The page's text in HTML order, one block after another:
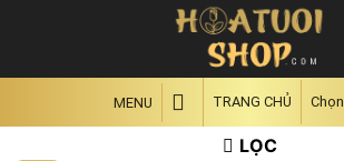
MENU TRANG CHỦ
LỌC